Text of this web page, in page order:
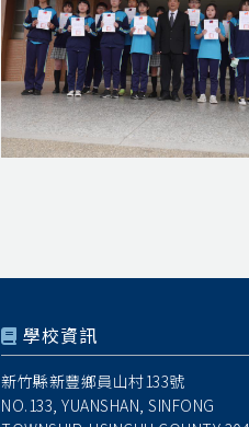
學校資訊
新竹縣新豐鄉員山村133號
NO.133, YUANSHAN, SINFONG